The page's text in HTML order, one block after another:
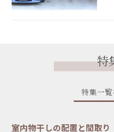
特
特集一覧
室内物干しの配置と間取り